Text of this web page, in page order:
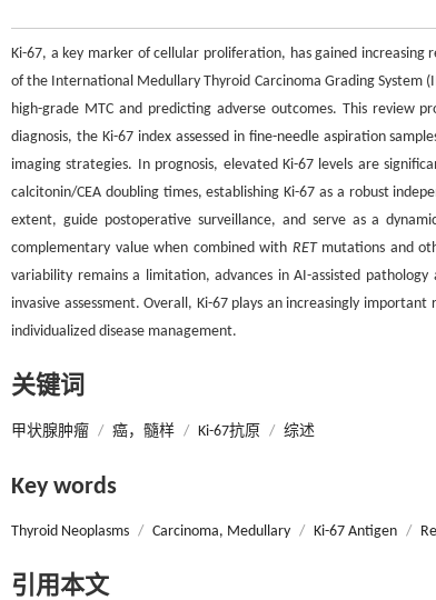
Ki-67, a key marker of cellular proliferation, has gained
of the International Medullary Thyroid Carcinoma Grading System
high-grade MTC and predicting adverse outcomes. This review
diagnosis, the Ki-67 index assessed in fine-needle aspiration
imaging strategies. In prognosis, elevated Ki-67 levels are
calcitonin/CEA doubling times, establishing Ki-67 as a robust
extent, guide postoperative surveillance, and serve as a
complementary value when combined with RETmutations and
variability remains a limitation, advances in AI-assisted
invasive assessment. Overall, Ki-67 plays an increasingly
individualized disease management.
关键词
甲状腺肿瘤 / 癌，髓样 / Ki-67抗原 / 综述
Key words
Thyroid Neoplasms / Carcinoma, Medullary / Ki-67 Antigen /
引用本文